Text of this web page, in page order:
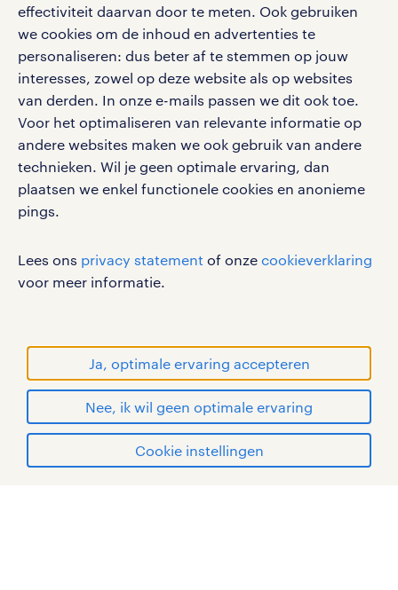
effectiviteit daarvan door te meten. Ook gebruiken
we cookies om de inhoud en advertenties te
personaliseren: dus beter af te stemmen op jouw
interesses, zowel op deze website als op websites
van derden. In onze e-mails passen we dit ook toe.
Voor het optimaliseren van relevante informatie op
andere websites maken we ook gebruik van andere
technieken. Wil je geen optimale ervaring, dan
plaatsen we enkel functionele cookies en anonieme
pings.
Lees ons privacy statement of onze cookieverklaring
voor meer informatie.
Ja, optimale ervaring accepteren
Nee, ik wil geen optimale ervaring
Cookie instellingen
solliciteren
google play store
social media
Volg ons voor de leukste content omtrent
vacatures, solliciteren en inspiratie.
werken bij randstad
cookies
disclaimer
RANDSTAD, HUMAN FORWARD en SHAPING THE
WORLD OF WORK zijn geregistreerde